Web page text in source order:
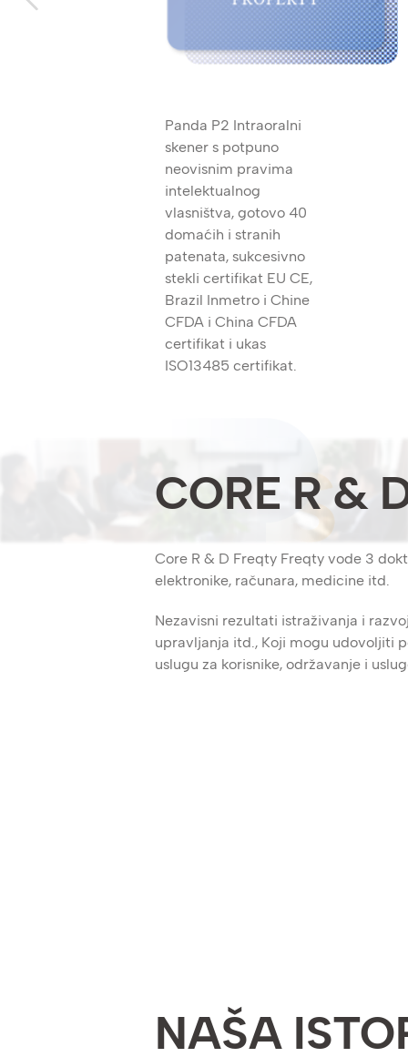
Panda P2 Intraoralni
skener s potpuno
neovisnim pravima
intelektualnog
vlasništva, gotovo 40
domaćih i stranih
patenata, sukcesivno
stekli certifikat EU CE,
Brazil Inmetro i Chine
CFDA i China CFDA
certifikat i ukas
ISO13485 certifikat.
CORE R &
Core R & D Freqty Freqty vode 3
elektronike, računara, medicine itd.
Nezavisni rezultati istraživanja i
upravljanja itd., Koji mogu udovoljiti
uslugu za korisnike, održavanje i
NAŠA